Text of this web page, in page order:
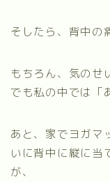
そしたら、背中の
もちろん、気のせ
でも私の中では「
あと、家でヨガマ
いに背中に縦に当
が、